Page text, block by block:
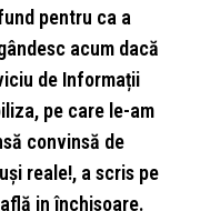
pentru ca a
acum dacă
de Informații
pe care le-am
convinsă de
reale!, a scris pe
in închisoare.